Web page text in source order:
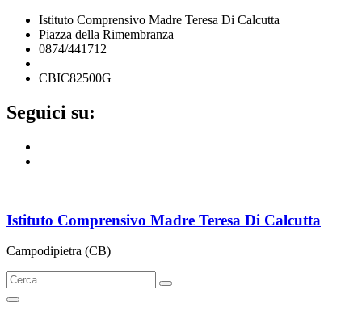
Istituto Comprensivo Madre Teresa Di Calcutta
Piazza della Rimembranza
0874/441712
CBIC82500G
Seguici su:
Istituto Comprensivo Madre Teresa Di Calcutta
Campodipietra (CB)